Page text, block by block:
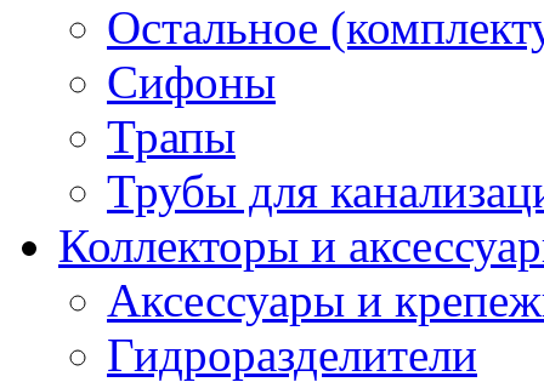
Остальное
Сифоны
Трапы
Трубы для
Коллекторы и
Аксессуары и
Гидроразделители